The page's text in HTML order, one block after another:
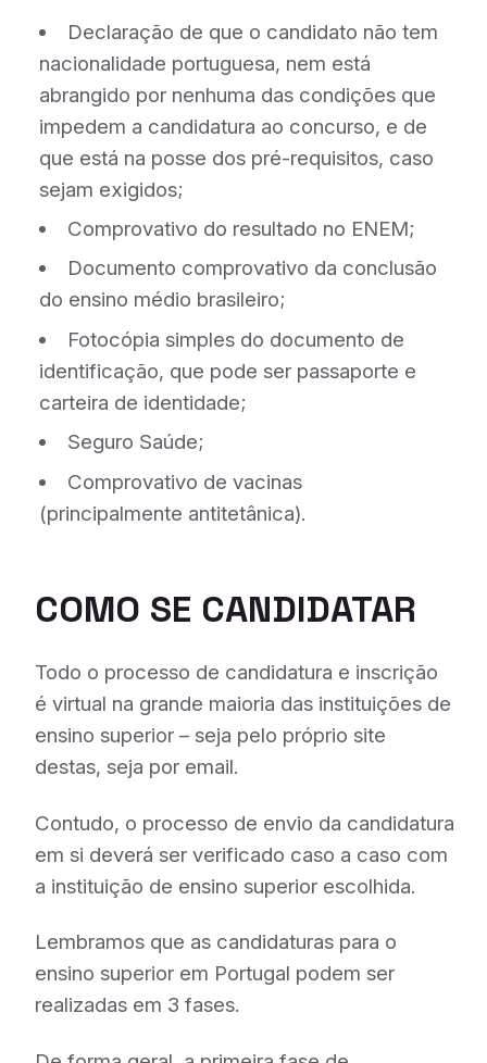
Declaração de que o candidato não tem
nacionalidade portuguesa, nem está
abrangido por nenhuma das condições que
impedem a candidatura ao concurso, e de
que está na posse dos pré-requisitos, caso
sejam exigidos;
Comprovativo do resultado no ENEM;
Documento comprovativo da conclusão
do ensino médio brasileiro;
Fotocópia simples do documento de
identificação, que pode ser passaporte e
carteira de identidade;
Seguro Saúde;
Comprovativo de vacinas
(principalmente antitetânica).
COMO SE CANDIDATAR
Todo o processo de candidatura e inscrição
é virtual na grande maioria das instituições de
ensino superior – seja pelo próprio site
destas, seja por email.
Contudo, o processo de envio da candidatura
em si deverá ser verificado caso a caso com
a instituição de ensino superior escolhida.
Lembramos que as candidaturas para o
ensino superior em Portugal podem ser
realizadas em 3 fases.